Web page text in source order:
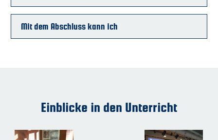
Mit dem Abschluss kann ich
Einblicke in den Unterricht